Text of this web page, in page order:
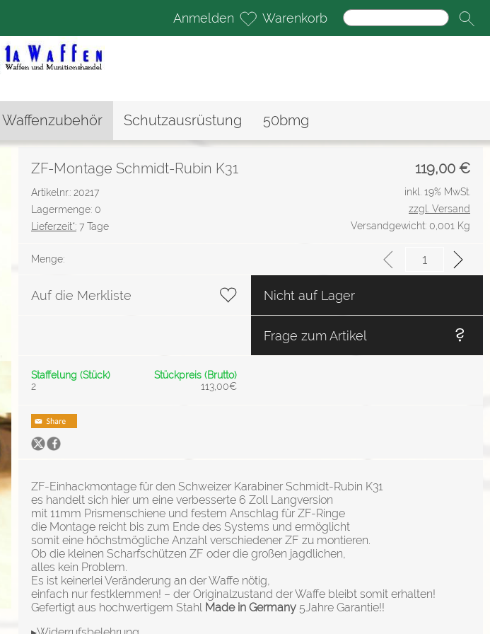
Anmelden Warenkorb
Waffenzubehör Schutzausrüstung 50bmg
119,00 €
ZF-Montage Schmidt-Rubin K31
Artikelnr.: 20217
Lagermenge: 0
Lieferzeit*: 7 Tage
inkl. 19% MwSt.
zzgl. Versand
Versandgewicht: 0,001 Kg
Menge:
Auf die Merkliste Nicht auf Lager
Frage zum Artikel
Staffelung (Stück)
Stückpreis (Brutto)
2
113,00€
ZF-Einhackmontage für den Schweizer Karabiner Schmidt-Rubin K31
es handelt sich hier um eine verbesserte 6 Zoll Langversion
mit 11mm Prismenschiene und festem Anschlag für ZF-Ringe
die Montage reicht bis zum Ende des Systems und ermöglicht
somit eine höchstmögliche Anzahl verschiedener ZF zu montieren.
Ob die kleinen Scharfschützen ZF oder die großen jagdlichen,
alles kein Problem.
Es ist keinerlei Veränderung an der Waffe nötig,
einfach nur festklemmen! – der Originalzustand der Waffe bleibt somit erhalten!
Gefertigt aus hochwertigem Stahl Made in Germany 5Jahre Garantie!!